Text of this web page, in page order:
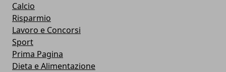
Calcio
Risparmio
Lavoro e Concorsi
Sport
Prima Pagina
Dieta e Alimentazione